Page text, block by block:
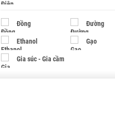
Đồng Đường
Ethanol Gạo
Gia súc - Gia cầm